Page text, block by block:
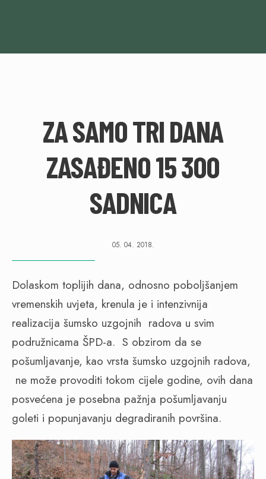
ZA SAMO TRI DANA
ZASAĐENO 15 300
SADNICA
05. 04. 2018.
Dolaskom toplijih dana, odnosno poboljšanjem
vremenskih uvjeta, krenula je i intenzivnija
realizacija šumsko uzgojnih radova u svim
podružnicama ŠPD-a. S obzirom da se
pošumljavanje, kao vrsta šumsko uzgojnih radova,
ne može provoditi tokom cijele godine, ovih dana
posvećena je posebna pažnja pošumljavanju
goleti i popunjavanju degradiranih površina.